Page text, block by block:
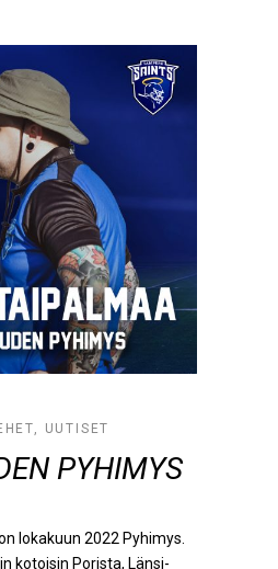
, UUTISET
PYHIMYS
lokakuun 2022 Pyhimys.
kotoisin Porista, Länsi-